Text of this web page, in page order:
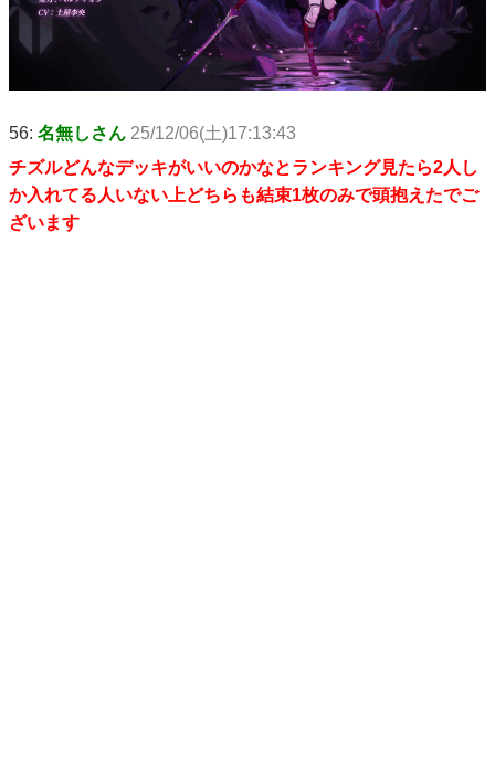
56: 名無しさん 25/12/06(土)17:13:43
チズルどんなデッキがいいのかなとランキング見たら2人し
か入れてる人いない上どちらも結束1枚のみで頭抱えたでご
ざいます